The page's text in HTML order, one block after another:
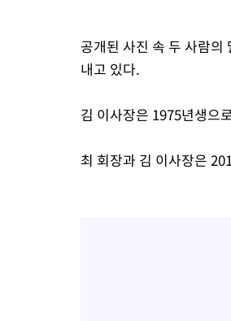
공개된 사진 속 두 사람
내고 있다.
김 이사장은 1975년생으
최 회장과 김 이사장은